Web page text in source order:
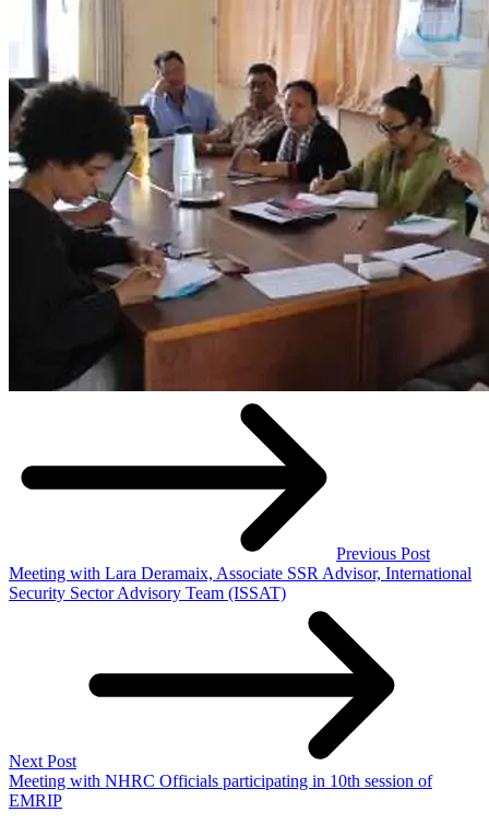
Previous Post
Meeting with Lara Deramaix, Associate SSR Advisor, International
Security Sector Advisory Team (ISSAT)
Next Post
Meeting with NHRC Officials participating in 10th session of
EMRIP